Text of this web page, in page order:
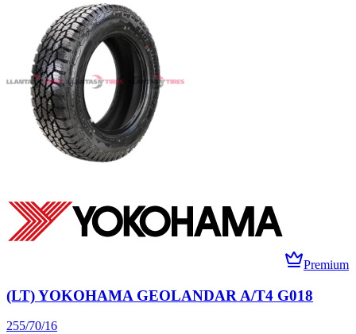
Premium
(LT) YOKOHAMA GEOLANDAR A/T4 G018
255/70/16